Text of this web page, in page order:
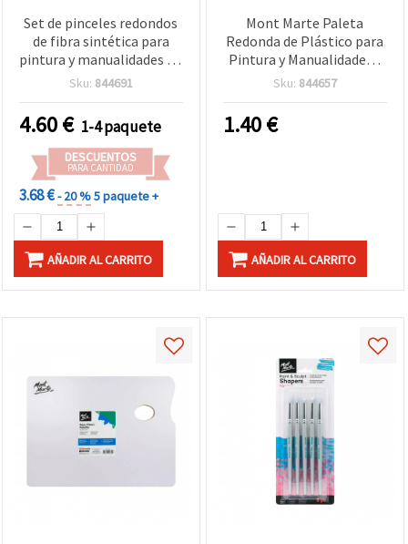
Set de pinceles redondos
de fibra sintética para
pintura y manualidades - 5
piezas
Sku: 844691
4.60€ 1-4 paquete
DESCUENTOS
PARA CANTIDAD
3.68 €- 20 %5 paquete +
AÑADIR AL CARRITO
Mont Marte Paleta
Redonda de Plástico para
Pintura y Manualidades -
17 cm de diámetro, 10
Sku: 844657
1.40€
AÑADIR AL CARRITO